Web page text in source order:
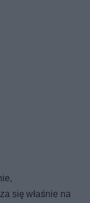
się właśnie na